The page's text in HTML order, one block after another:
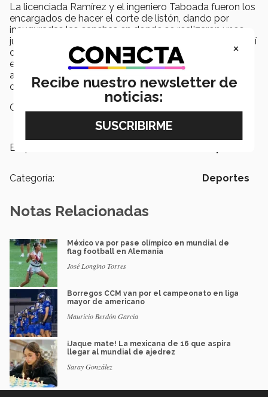
La licenciada Ramírez y el ingeniero Taboada fueron los
encargados de hacer el corte de listón, dando por
inauguradas las canchas en donde se realizaron unos
juegos de exhibición, de básquetbol femenil y varonil así
como de voleibol, contra campus Chihuahua para
estrenarlas de manera oficial, en donde se vivió un
ambiente de apoyo y compañerismo durante toda la
competencia.
Campus:
Etiquetas:
Categoría: Deportes
Notas Relacionadas
México va por pase olímpico en mundial de
flag football en Alemania
José Longino Torres
Borregos CCM van por el campeonato en liga
mayor de americano
Mauricio Berdón García
¡Jaque mate! La mexicana de 16 que aspira
llegar al mundial de ajedrez
Saray González
×
Recibe nuestro newsletter de
noticias: